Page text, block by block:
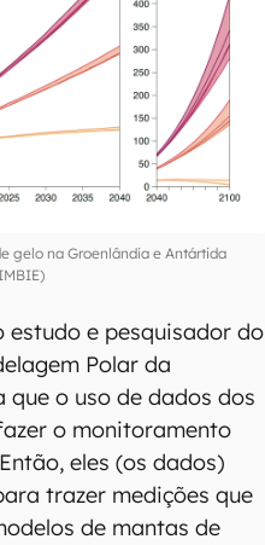
gelo na Groenlândia e Antártida
estudo e pesquisador do
Polar da
que o uso de dados dos
o monitoramento
eles (os dados)
trazer medições que
de mantas de